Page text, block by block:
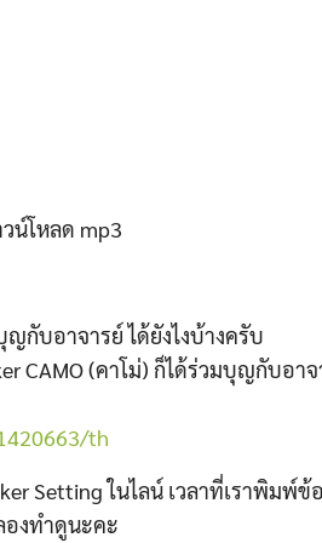
น์โหลด mp3
ญกับอาจารย์ได้ยังไงบ้างครับ
CAMO (คาโม่) ก็ได้ร่วมบุญกับอา
th
Setting ในไลน์ เวลาที่เราพิมพ์ข้
องทำดูนะคะ